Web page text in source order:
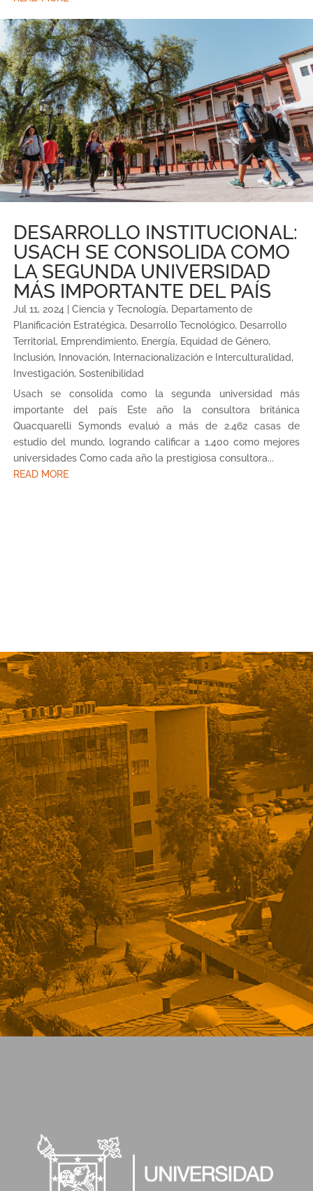
DESARROLLO INSTITUCIONAL:
USACH SE CONSOLIDA COMO
LA SEGUNDA UNIVERSIDAD
MÁS IMPORTANTE DEL PAÍS
Jul 11, 2024 Ciencia y Tecnología, Departamento de
Planificación Estratégica, Desarrollo Tecnológico, Desarrollo
Territorial, Emprendimiento, Energía, Equidad de Género,
Inclusión, Innovación, Internacionalización e Interculturalidad,
Investigación, Sostenibilidad
Usach se consolida como la segunda universidad más
importante del país Este año la consultora británica
Quacquarelli Symonds evaluó a más de 2.462 casas de
estudio del mundo, logrando calificar a 1.400 como mejores
universidades Como cada año la prestigiosa consultora...
READ MORE